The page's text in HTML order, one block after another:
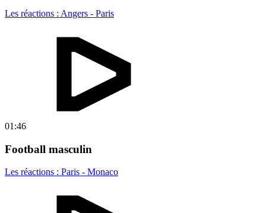
Les réactions : Angers - Paris
01:46
Football masculin
Les réactions : Paris - Monaco